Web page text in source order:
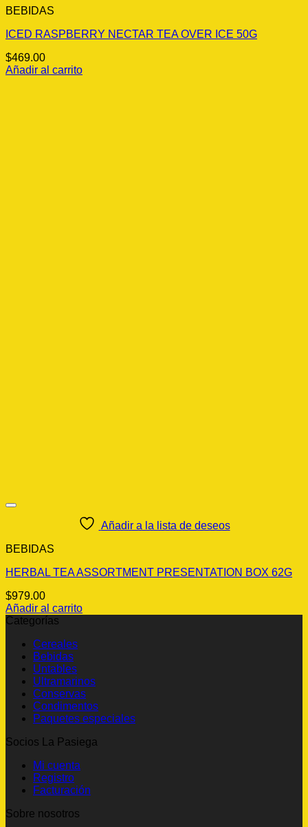
BEBIDAS
ICED RASPBERRY NECTAR TEA OVER ICE 50G
$469.00
Añadir al carrito
Añadir a la lista de deseos
BEBIDAS
HERBAL TEA ASSORTMENT PRESENTATION BOX 62G
$979.00
Añadir al carrito
Categorías
Cereales
Bebidas
Untables
Ultramarinos
Conservas
Condimentos
Paquetes especiales
Socios La Pasiega
Mi cuenta
Registro
Facturación
Sobre nosotros